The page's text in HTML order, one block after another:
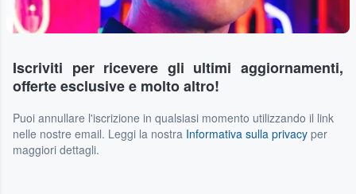
Iscriviti per ricevere gli ultimi aggiornamenti,
offerte esclusive e molto altro!
Puoi annullare l'iscrizione in qualsiasi momento utilizzando il link
nelle nostre email. Leggi la nostra Informativa sulla privacy per
maggiori dettagli.